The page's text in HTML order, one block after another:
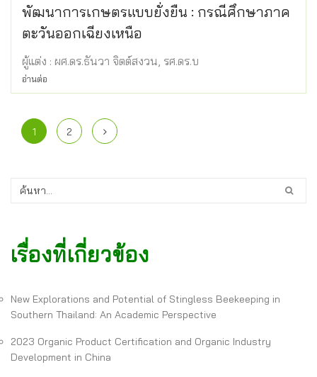
พัฒนาการเกษตรแบบยั่งยืน : กรณีศึกษาภาค
ตะวันออกเฉียงเหนือ
ผู้แต่ง : ผศ.ดร.ธันวา จิตต์สงวน, รศ.ดร.บ
อ่านต่อ
1 2
เรื่องที่เกี่ยวข้อง
New Explorations and Potential of Stingless Beekeeping in
Southern Thailand: An Academic Perspective
2023 Organic Product Certification and Organic Industry
Development in China